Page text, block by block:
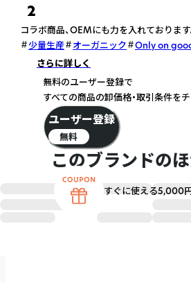
2
コラボ商品、OEMにも力を入れております
少量生産
オーガニック
Only on
さらに詳しく
このブランドの
無料のユーザー登録で
すべての商品の卸価格・取引条件を
ユーザー登録
無料
すぐに使える5,000